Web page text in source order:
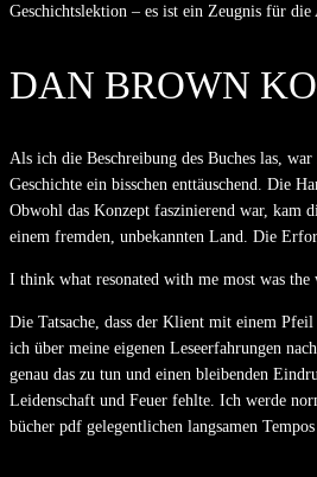
Geschichtslektion – es ist ein Zeugnis für
DAN BROWN
Als ich die Beschreibung des Buches las,
Geschichte ein bisschen enttäuschend. Die
Obwohl das Konzept faszinierend war, kam
einem fremden, unbekannten Land. Die
I think what resonated with me most was
Die Tatsache, dass der Klient mit einem
ich über meine eigenen Leseerfahrungen
genau das zu tun und einen bleibenden
Leidenschaft und Feuer fehlte. Ich werde
bücher pdf gelegentlichen langsamen